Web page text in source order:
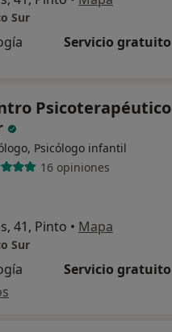
Sur
Servicio gratuito
Psicoterapéutico
Psicólogo infantil
16 opiniones
41, Pinto • Mapa
Sur
Servicio gratuito